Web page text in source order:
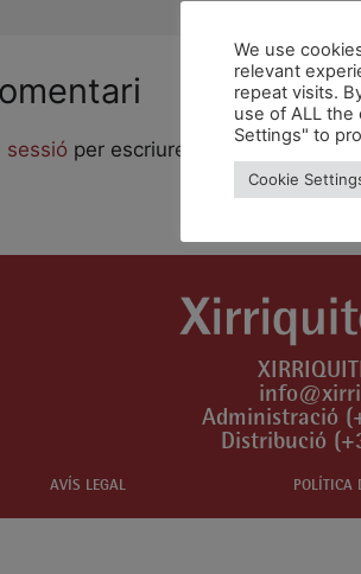
sessió per escriure un comentari.
Administració
Distribució
AVÍS LEGAL POLÍTICA
We use
relevant
repeat visits.
use of ALL the
Settings" to
Cookie